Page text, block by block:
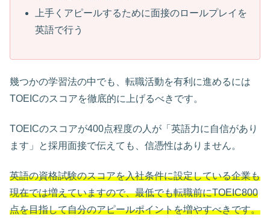
上手くアピールするために面接のロールプレイを
英語で行う
幾つかの学習法の中でも、転職活動を有利に進めるには
TOEICのスコアを徹底的に上げるべきです。
TOEICのスコアが400点程度の人が「英語力に自信があり
ます」と採用面接で伝えても、信憑性はありません。
英語の資格試験のスコアを入社条件に設定している企業も
現在では増えていますので、最低でも転職前にTOEIC800
点を目指して自分のアピールポイントを増やすべきです。